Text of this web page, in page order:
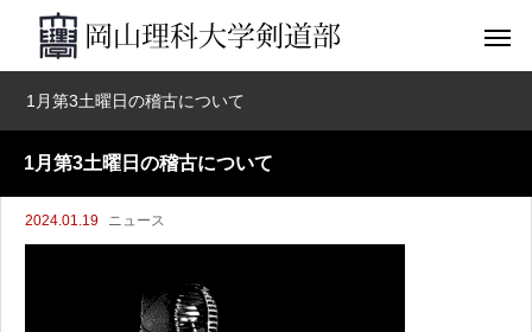
1月第3土曜日の稽古について
1月第3土曜日の稽古について
2024.01.19 ニュース